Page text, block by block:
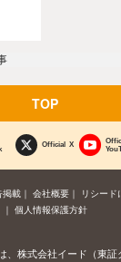
TOP
Official X
掲載 会社概要
リシード
個人情報保護方針
、株式会社イード（東証